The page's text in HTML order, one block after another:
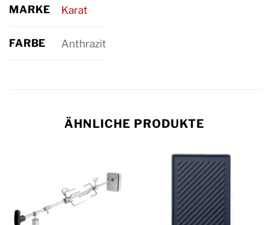
MARKE Karat
FARBE Anthrazit
ÄHNLICHE PRODUKTE